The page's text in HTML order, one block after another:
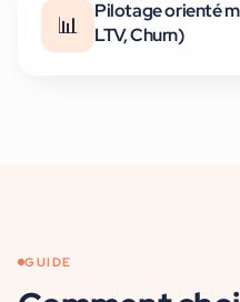
📊
Pilotage orienté
LTV, Churn)
GUIDE